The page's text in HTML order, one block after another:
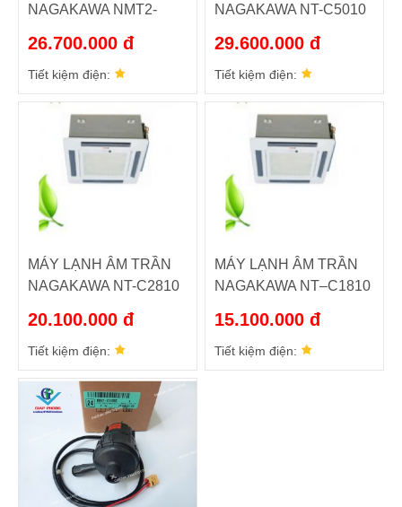
NAGAKAWA NMT2-
26.700.000 đ
Tiết kiệm điện:
NAGAKAWA NT-C5010
29.600.000 đ
Tiết kiệm điện:
MÁY LẠNH ÂM TRẦN
NAGAKAWA NT-C2810
20.100.000 đ
Tiết kiệm điện:
MÁY LẠNH ÂM TRẦN
NAGAKAWA NT–C1810
15.100.000 đ
Tiết kiệm điện: